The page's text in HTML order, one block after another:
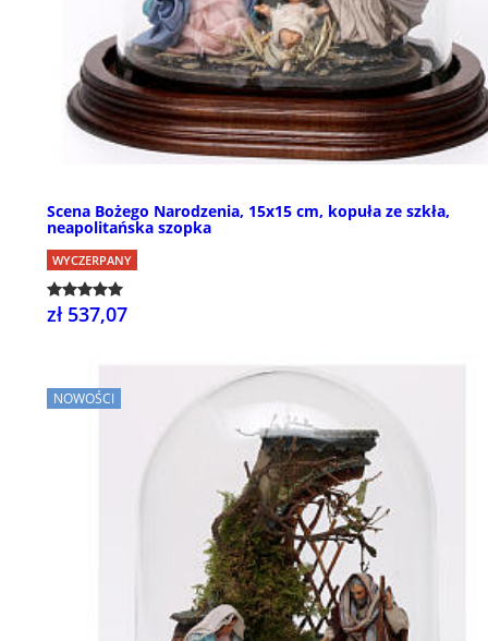
Scena Bożego Narodzenia, 15x15 cm, kopuła ze szkła,
neapolitańska szopka
WYCZERPANY
zł 537,07
NOWOŚCI